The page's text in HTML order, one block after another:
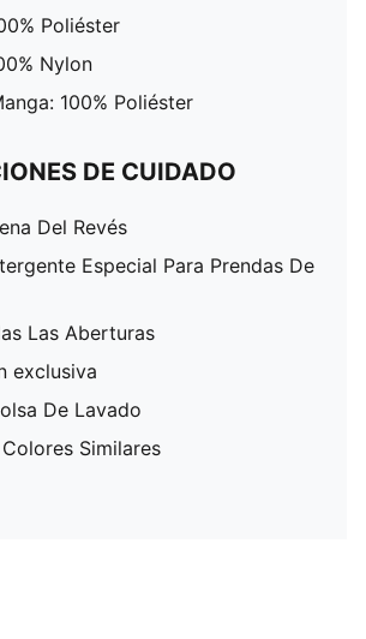
Poliéster
Nylon
100% Poliéster
DE CUIDADO
Del Revés
Especial Para Prendas De
Las Aberturas
exclusiva
De Lavado
Similares